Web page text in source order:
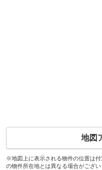
地図
※地図上に表示される物件の位置は
の物件所在地とは異なる場合がござい